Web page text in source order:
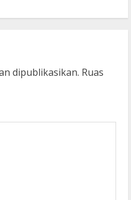
dipublikasikan. Ruas